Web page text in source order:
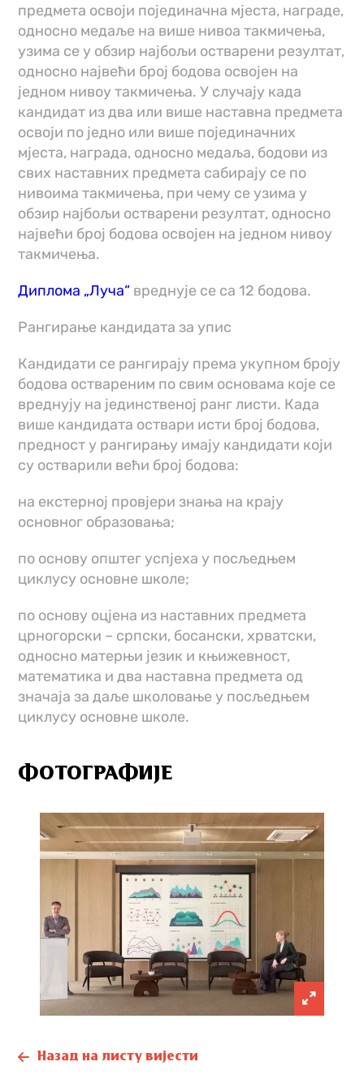
предмета освоји појединачна мјеста, награде,
односно медаље на више нивоа такмичења,
узима се у обзир најбољи остварени резултат,
односно највећи број бодова освојен на
једном нивоу такмичења. У случају када
кандидат из два или више наставна предмета
освоји по једно или више појединачних
мјеста, награда, односно медаља, бодови из
свих наставних предмета сабирају се по
нивоима такмичења, при чему се узима у
обзир најбољи остварени резултат, односно
највећи број бодова освојен на једном нивоу
такмичења.
Диплома „Луча“ вреднује се са 12 бодова.
Рангирање кандидата за упис
Кандидати се рангирају према укупном броју
бодова оствареним по свим основама које се
вреднују на јединственој ранг листи. Када
више кандидата оствари исти број бодова,
предност у рангирању имају кандидати који
су остварили већи број бодова:
на екстерној провјери знања на крају
основног образовања;
по основу општег успјеха у посљедњем
циклусу основне школе;
по основу оцјена из наставних предмета
црногорски – српски, босански, хрватски,
односно матерњи језик и књижевност,
математика и два наставна предмета од
значаја за даље школовање у посљедњем
циклусу основне школе.
ФОТОГРАФИЈЕ
Назад на листу вијести